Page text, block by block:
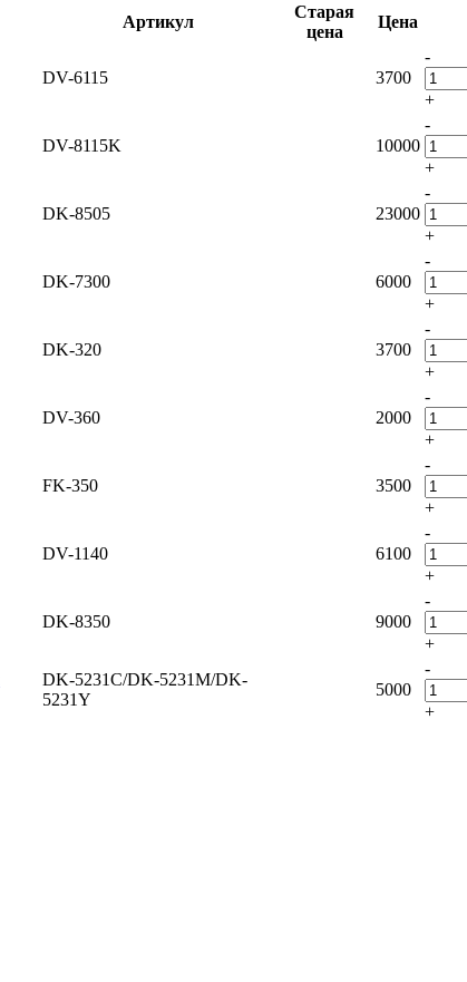
Артикул
Старая
цена
Цена
DV-6115 3700
-
+
DV-8115K 10000
-
+
DK-8505 23000
-
+
DK-7300 6000
-
+
DK-320 3700
-
+
DV-360 2000
-
+
FK-350 3500
-
+
DV-1140 6100
-
+
DK-8350 9000
-
+
DK-5231C/DK-5231M/DK-
5231Y
5000
-
+